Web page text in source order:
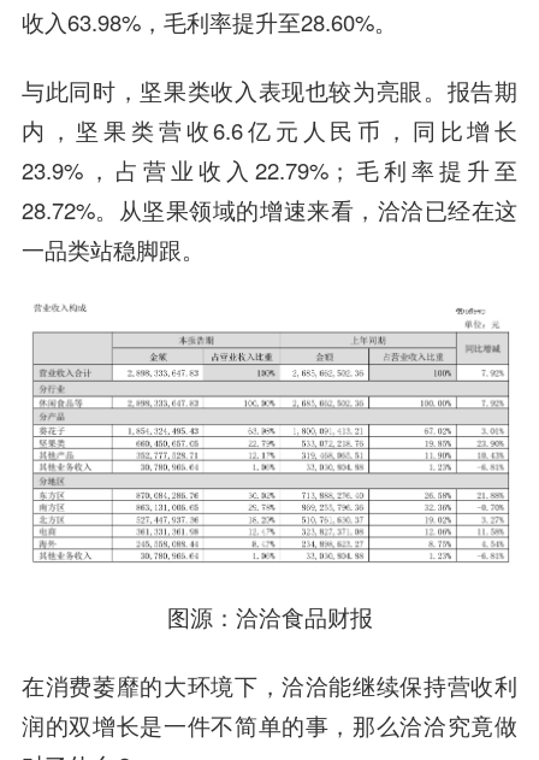
收入63.98%，毛利率提升至28.60%。
与此同时，坚果类收入表现也较为亮眼。报告期
内，坚果类营收6.6亿元人民币，同比增长
23.9%，占营业收入22.79%；毛利率提升至
28.72%。从坚果领域的增速来看，洽洽已经在这
一品类站稳脚跟。
图源：洽洽食品财报
在消费萎靡的大环境下，洽洽能继续保持营收利
润的双增长是一件不简单的事，那么洽洽究竟做